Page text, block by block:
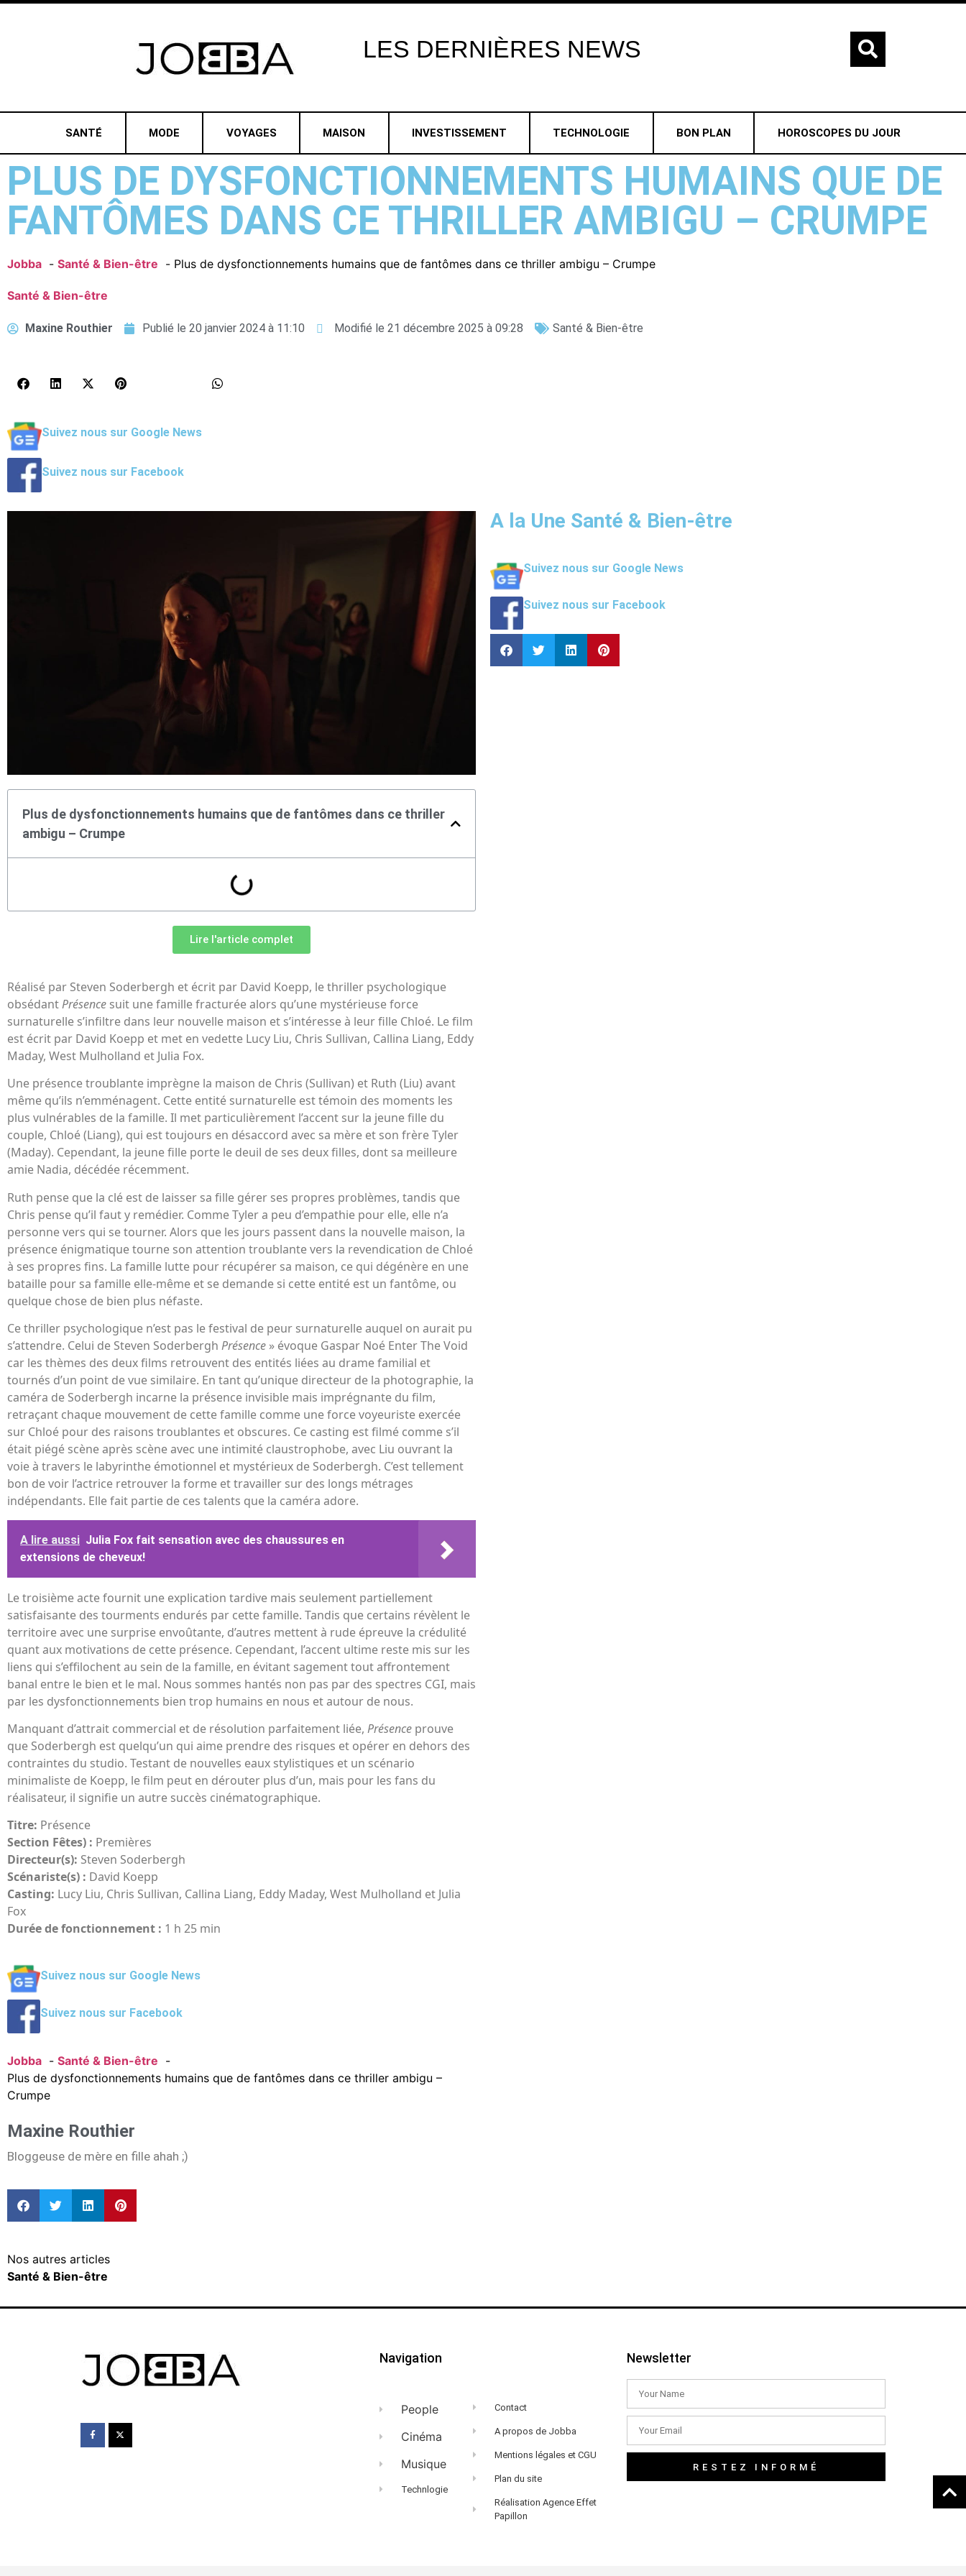
LES DERNIÈRES NEWS
SANTÉ MODE VOYAGES MAISON INVESTISSEMENT TECHNOLOGIE BON PLAN HOROSCOPES DU JOUR
PLUS DE DYSFONCTIONNEMENTS HUMAINS QUE DE
FANTÔMES DANS CE THRILLER AMBIGU – CRUMPE
Jobba Santé & Bien-être Plus de dysfonctionnements humains que de fantômes dans ce thriller ambigu – Crumpe
Santé & Bien-être
Maxine Routhier Publié le 20 janvier 2024 à 11:10 Modifié le 21 décembre 2025 à 09:28 Santé & Bien-être
Suivez nous sur Google News
Suivez nous sur Facebook
Plus de dysfonctionnements humains que de fantômes dans ce thriller
ambigu – Crumpe
Lire l'article complet
Réalisé par Steven Soderbergh et écrit par David Koepp, le thriller psychologique
obsédantPrésence suit une famille fracturée alors qu’une mystérieuse force
surnaturelle s’infiltre dans leur nouvelle maison et s’intéresse à leur fille Chloé. Le film
est écrit par David Koepp et met en vedette Lucy Liu, Chris Sullivan, Callina Liang, Eddy
Maday, West Mulholland et Julia Fox.
Une présence troublante imprègne la maison de Chris (Sullivan) et Ruth (Liu) avant
même qu’ils n’emménagent. Cette entité surnaturelle est témoin des moments les
plus vulnérables de la famille. Il met particulièrement l’accent sur la jeune fille du
couple, Chloé (Liang), qui est toujours en désaccord avec sa mère et son frère Tyler
(Maday). Cependant, la jeune fille porte le deuil de ses deux filles, dont sa meilleure
amie Nadia, décédée récemment.
Ruth pense que la clé est de laisser sa fille gérer ses propres problèmes, tandis que
Chris pense qu’il faut y remédier. Comme Tyler a peu d’empathie pour elle, elle n’a
personne vers qui se tourner. Alors que les jours passent dans la nouvelle maison, la
présence énigmatique tourne son attention troublante vers la revendication de Chloé
à ses propres fins. La famille lutte pour récupérer sa maison, ce qui dégénère en une
bataille pour sa famille elle-même et se demande si cette entité est un fantôme, ou
quelque chose de bien plus néfaste.
Ce thriller psychologique n’est pas le festival de peur surnaturelle auquel on aurait pu
s’attendre. Celui de Steven Soderbergh Présence » évoque Gaspar Noé Enter The Void
car les thèmes des deux films retrouvent des entités liées au drame familial et
tournés d’un point de vue similaire. En tant qu’unique directeur de la photographie, la
caméra de Soderbergh incarne la présence invisible mais imprégnante du film,
retraçant chaque mouvement de cette famille comme une force voyeuriste exercée
sur Chloé pour des raisons troublantes et obscures. Ce casting est filmé comme s’il
était piégé scène après scène avec une intimité claustrophobe, avec Liu ouvrant la
voie à travers le labyrinthe émotionnel et mystérieux de Soderbergh. C’est tellement
bon de voir l’actrice retrouver la forme et travailler sur des longs métrages
indépendants. Elle fait partie de ces talents que la caméra adore.
A lire aussi Julia Fox fait sensation avec des chaussures en
extensions de cheveux!
Le troisième acte fournit une explication tardive mais seulement partiellement
satisfaisante des tourments endurés par cette famille. Tandis que certains révèlent le
territoire avec une surprise envoûtante, d’autres mettent à rude épreuve la crédulité
quant aux motivations de cette présence. Cependant, l’accent ultime reste mis sur les
liens qui s’effilochent au sein de la famille, en évitant sagement tout affrontement
banal entre le bien et le mal. Nous sommes hantés non pas par des spectres CGI, mais
par les dysfonctionnements bien trop humains en nous et autour de nous.
Manquant d’attrait commercial et de résolution parfaitement liée, Présence prouve
que Soderbergh est quelqu’un qui aime prendre des risques et opérer en dehors des
contraintes du studio. Testant de nouvelles eaux stylistiques et un scénario
minimaliste de Koepp, le film peut en dérouter plus d’un, mais pour les fans du
réalisateur, il signifie un autre succès cinématographique.
Titre: Présence
Section Fêtes) : Premières
Directeur(s): Steven Soderbergh
Scénariste(s) : David Koepp
Casting: Lucy Liu, Chris Sullivan, Callina Liang, Eddy Maday, West Mulholland et Julia
Fox
Durée de fonctionnement : 1 h 25 min
Suivez nous sur Google News
Suivez nous sur Facebook
Jobba
Santé & Bien-être
Plus de dysfonctionnements humains que de fantômes dans ce thriller ambigu –
Crumpe
Maxine Routhier
Bloggeuse de mère en fille ahah ;)
A la Une Santé & Bien-être
Suivez nous sur Google News
Suivez nous sur Facebook
Nos autres articles
Santé & Bien-être
Navigation
People
Cinéma
Musique
Technlogie
Contact
A propos de Jobba
Mentions légales et CGU
Plan du site
Réalisation Agence Effet
Papillon
Newsletter
RESTEZ INFORMÉ